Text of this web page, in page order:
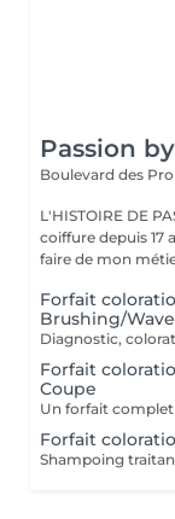
Passion
Boulevard des
L'HISTOIRE DE
coiffure depuis 17
faire de mon
Forfait
Brushing/
Forfait
Coupe
Forfait